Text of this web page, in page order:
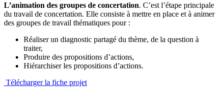
L’animation des groupes de concertation. C’est l’étape principale
du travail de concertation. Elle consiste à mettre en place et à animer
des groupes de travail thématiques pour :
Réaliser un diagnostic partagé du thème, de la question à
traiter,
Produire des propositions d’actions,
Hiérarchiser les propositions d’actions.
Télécharger la fiche projet